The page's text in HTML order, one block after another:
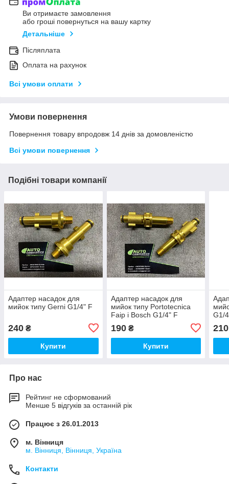
Ви отримаєте замовлення
або гроші повернуться на вашу картку
Детальніше
Післяплата
Оплата на рахунок
Всі умови оплати
Умови повернення
Повернення товару впродовж 14 днів за домовленістю
Всі умови повернення
Подібні товари компанії
Адаптер насадок для
мийок типу Gerni G1/4" F
240 ₴
Купити
Адаптер насадок для
мийок типу Portotecnica
Faip і Bosch G1/4" F
190₴
Купити
G1/
210
Про нас
Рейтинг не сформований
Менше 5 відгуків за останній рік
Працює з 26.01.2013
м. Вінниця
м. Вінниця, Вінниця, Україна
Контакти